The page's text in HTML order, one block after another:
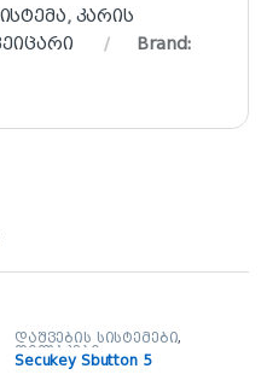
, კარის
Brand:
დაშვების სისტემები,
ღილაკები
Secukey Sbutton 5